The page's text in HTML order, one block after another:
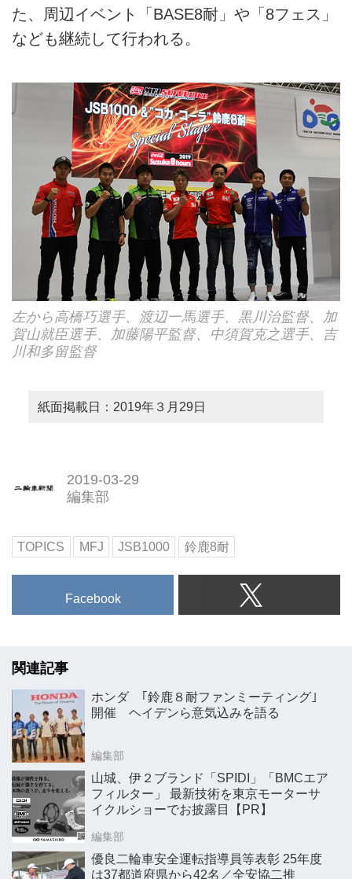
た、周辺イベント「BASE8耐」や「8フェス」
なども継続して行われる。
左から高橋巧選手、渡辺一馬選手、黒川治監督、加
賀山就臣選手、加藤陽平監督、中須賀克之選手、吉
川和多留監督
紙面掲載日：2019年３月29日
2019-03-29
編集部
TOPICS MFJ JSB1000 鈴鹿8耐
Facebook
関連記事
ホンダ ｢鈴鹿８耐ファンミーティング｣
開催 ヘイデンら意気込みを語る
編集部
山城、伊２ブランド「SPIDI」「BMCエア
フィルター」 最新技術を東京モーターサ
イクルショーでお披露目【PR】
編集部
優良二輪車安全運転指導員等表彰 25年度
は37都道府県から42名／全安協二推